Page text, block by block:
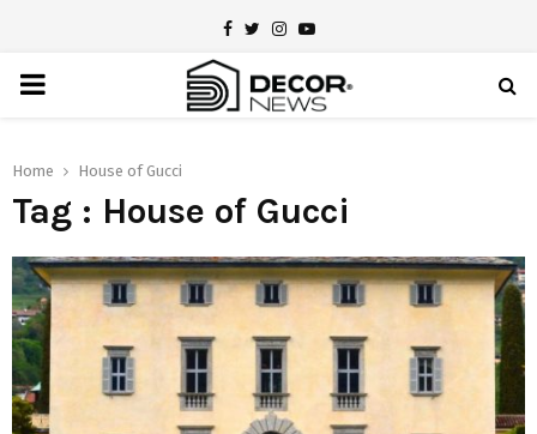
Facebook
TwitterInstagram
Youtube
PRIMARY
Home House of Gucci
Tag : House of Gucci